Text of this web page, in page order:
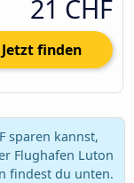
21 CHF
Jetzt finden
sparen kannst,
Flughafen Luton
findest du unten.